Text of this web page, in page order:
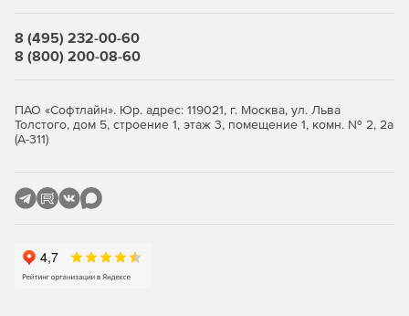
Удобный графический интерфейс
и дополнительные инструменты, обеспечивающие
функции доступности
Совместимость с современными поколениями
Набор инструментов разработки
8 (495) 232-00-60
8 (800) 200-08-60
ПАО «Софтлайн». Юр. адрес: 119021, г. Москва, ул. Льва
Толстого, дом 5, строение 1, этаж 3, помещение 1, комн. № 2, 2а
(А-311)